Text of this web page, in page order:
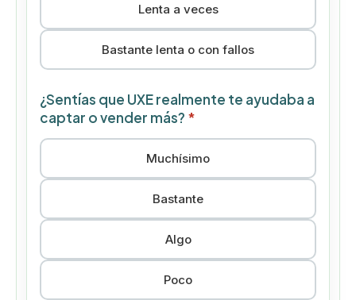
Lenta a veces
Bastante lenta o con fallos
¿Sentías que UXE realmente te ayudaba a
captar o vender más? *
Muchísimo
Bastante
Algo
Poco